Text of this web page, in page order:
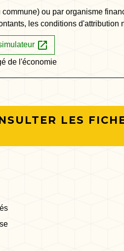
ou par organisme
les conditions d'attribution
open_in_new
de l'économie
LES